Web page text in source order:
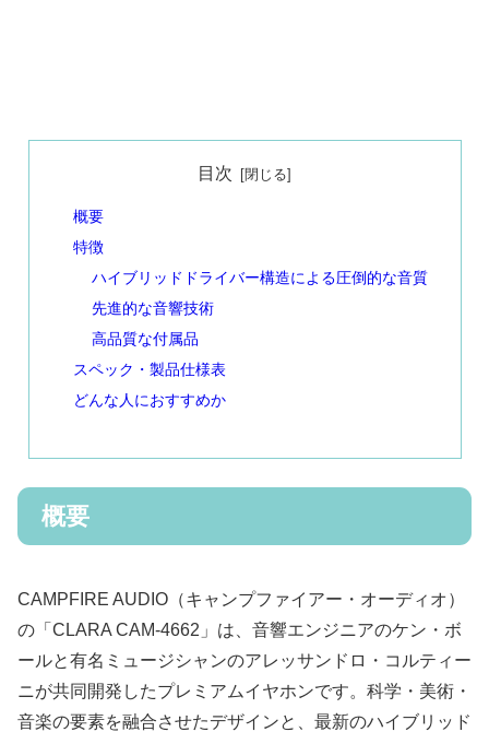
目次
概要
特徴
ハイブリッドドライバー構造による圧倒的な音質
先進的な音響技術
高品質な付属品
スペック・製品仕様表
どんな人におすすめか
概要
CAMPFIRE AUDIO（キャンプファイアー・オーディオ）
の「CLARA CAM-4662」は、音響エンジニアのケン・ボ
ールと有名ミュージシャンのアレッサンドロ・コルティー
ニが共同開発したプレミアムイヤホンです。科学・美術・
音楽の要素を融合させたデザインと、最新のハイブリッド